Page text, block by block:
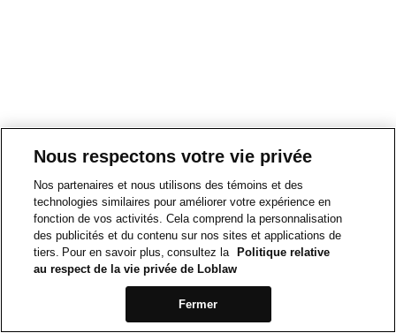
Nous respectons votre vie privée
Nos partenaires et nous utilisons des témoins et des
technologies similaires pour améliorer votre expérience en
fonction de vos activités. Cela comprend la personnalisation
des publicités et du contenu sur nos sites et applications de
tiers. Pour en savoir plus, consultez la
Politique relative
au respect de la vie privée de Loblaw
Fermer